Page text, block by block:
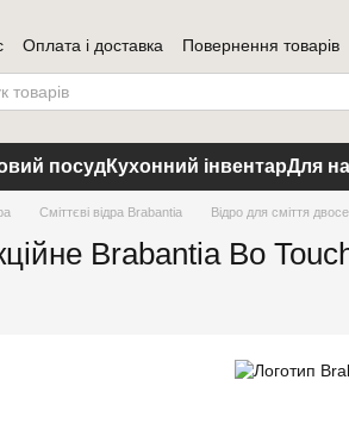
Оплата і доставка Повернення товарів
посудКухонний інвентарДля
Сміттєві відра Brabantia Відро для сміття
Brabantia Bo